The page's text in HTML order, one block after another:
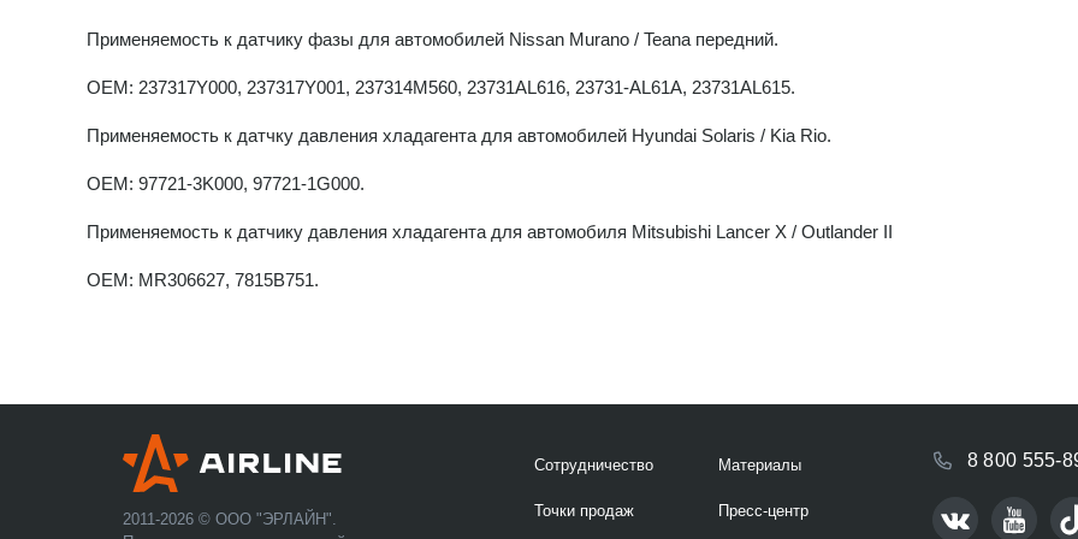
Применяемость к датчику фазы для автомобилей Nissan Murano / Teana передний.
OEM: 237317Y000, 237317Y001, 237314M560, 23731AL616, 23731-AL61A, 23731AL615.
Применяемость к датчку давления хладагента для автомобилей Hyundai Solaris / Kia Rio.
OEM: 97721-3K000, 97721-1G000.
Применяемость к датчику давления хладагента для автомобиля Mitsubishi Lancer X / Outlander II
OEM: MR306627, 7815B751.
2011-2026 © ООО "ЭРЛАЙН".
Сотрудничество
Точки продаж
Материалы
Пресс-центр
8 800 555-